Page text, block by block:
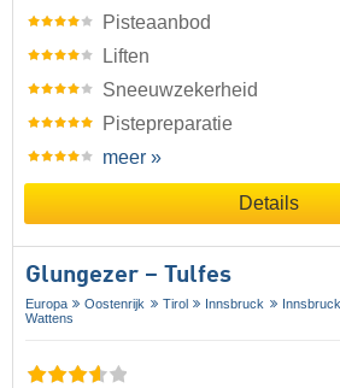
Pisteaanbod
Liften
Sneeuwzekerheid
Pistepreparatie
meer »
Details
Glungezer – Tulfes
Europa Oostenrijk Tirol Innsbruck
Wattens